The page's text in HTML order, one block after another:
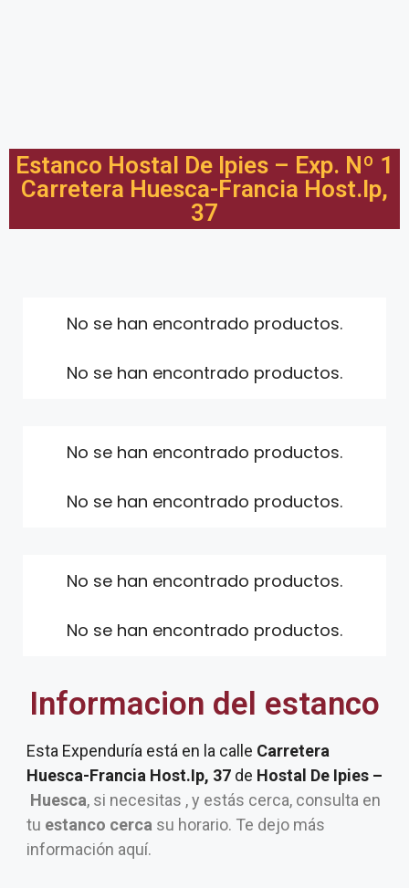
Estanco Hostal De Ipies – Exp. Nº 1
Carretera Huesca-Francia Host.Ip,
37
No se han encontrado productos.
No se han encontrado productos.
No se han encontrado productos.
No se han encontrado productos.
No se han encontrado productos.
No se han encontrado productos.
Informacion del estanco
Esta Expenduría está en la calle Carretera
Huesca-Francia Host.Ip, 37 de Hostal De Ipies –
Huesca, si necesitas , y estás cerca, consulta en
tu estanco cerca su horario. Te dejo más
información aquí.